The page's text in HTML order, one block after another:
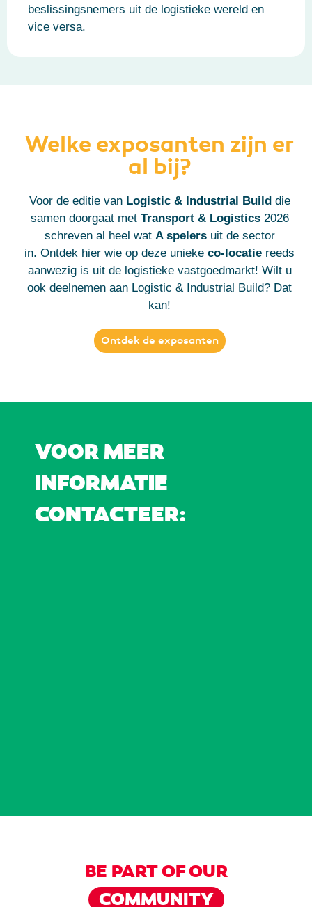
beslissingsnemers uit de logistieke wereld en
vice versa.
Welke exposanten zijn er
al bij?
Voor de editie van Logistic & Industrial Builddie
samen doorgaat met Transport & Logistics2026
schreven al heel wat A spelersuit de sector
in. Ontdek hier wie op deze unieke co-locatie reeds
aanwezig is uit de logistieke vastgoedmarkt! Wilt u
ook deelnemen aan Logistic & Industrial Build? Dat
kan!
Ontdek de exposanten
VOOR MEER
INFORMATIE
CONTACTEER:
BE PART OF OUR
COMMUNITY